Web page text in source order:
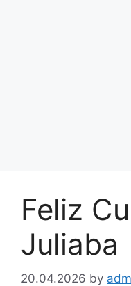
Feliz
Juliaba
20.04.2026 by